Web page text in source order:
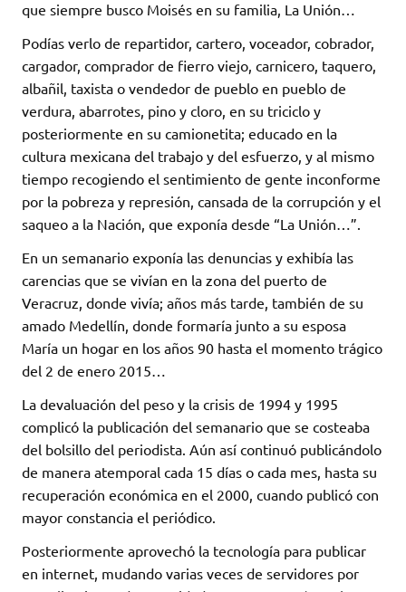
que siempre busco Moisés en su familia, La Unión…
Podías verlo de repartidor, cartero, voceador, cobrador,
cargador, comprador de fierro viejo, carnicero, taquero,
albañil, taxista o vendedor de pueblo en pueblo de
verdura, abarrotes, pino y cloro, en su triciclo y
posteriormente en su camionetita; educado en la
cultura mexicana del trabajo y del esfuerzo, y al mismo
tiempo recogiendo el sentimiento de gente inconforme
por la pobreza y represión, cansada de la corrupción y el
saqueo a la Nación, que exponía desde “La Unión…”.
En un semanario exponía las denuncias y exhibía las
carencias que se vivían en la zona del puerto de
Veracruz, donde vivía; años más tarde, también de su
amado Medellín, donde formaría junto a su esposa
María un hogar en los años 90 hasta el momento trágico
del 2 de enero 2015…
La devaluación del peso y la crisis de 1994 y 1995
complicó la publicación del semanario que se costeaba
del bolsillo del periodista. Aún así continuó publicándolo
de manera atemporal cada 15 días o cada mes, hasta su
recuperación económica en el 2000, cuando publicó con
mayor constancia el periódico.
Posteriormente aprovechó la tecnología para publicar
en internet, mudando varias veces de servidores por